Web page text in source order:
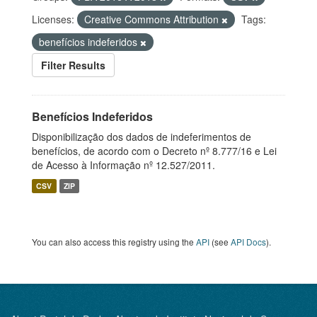
Licenses:
Creative Commons Attribution
Tags:
benefícios indeferidos
Filter Results
Benefícios Indeferidos
Disponibilização dos dados de indeferimentos de
benefícios, de acordo com o Decreto nº 8.777/16 e Lei
de Acesso à Informação nº 12.527/2011.
CSV ZIP
You can also access this registry using the API (see API Docs).